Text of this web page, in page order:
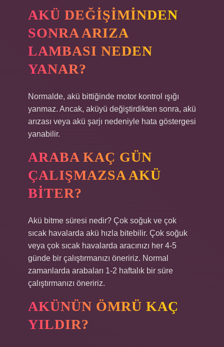
AKÜ DEĞIŞIMINDEN
SONRA ARIZA
LAMBASI NEDEN
YANAR?
Normalde, akü bittiğinde motor kontrol ışığı
yanmaz. Ancak, aküyü değiştirdikten sonra, akü
arızası veya akü şarjı nedeniyle hata göstergesi
yanabilir.
ARABA KAÇ GÜN
ÇALIŞMAZSA AKÜ
BITER?
Akü bitme süresi nedir? Çok soğuk ve çok
sıcak havalarda akü hızla bitebilir. Çok soğuk
veya çok sıcak havalarda aracınızı her 4-5
günde bir çalıştırmanızı öneririz. Normal
zamanlarda arabaları 1-2 haftalık bir süre
çalıştırmanızı öneririz.
AKÜNÜN ÖMRÜ KAÇ
YILDIR?